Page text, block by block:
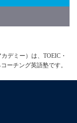
デミー）は、TOEIC・
ーチング英語塾です。